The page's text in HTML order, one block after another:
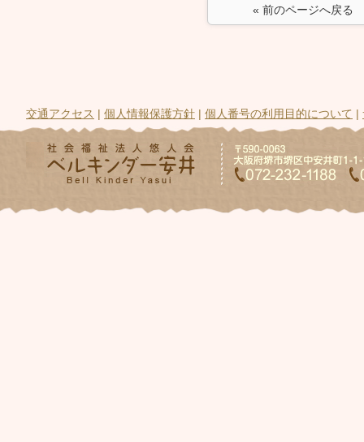
« 前のページへ戻る
交通アクセス | 個人情報保護方針 | 個人番号の利用目的について |